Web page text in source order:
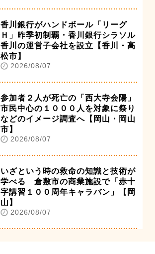
香川銀行がハンドボール「リーグ
Ｈ」昨季初制覇・香川銀行シラソル
香川の運営子会社を設立【香川・高
松市】
2026/08/07
参加者２人が死亡の「西大寺会陽」
市民中心の１０００人を対象に祭り
などのイメージ調査へ【岡山・岡山
市】
2026/08/07
いざという時の救命の知識と技術が
学べる 倉敷市の商業施設で「赤十
字講習１００周年キャラバン」【岡
山】
2026/08/07